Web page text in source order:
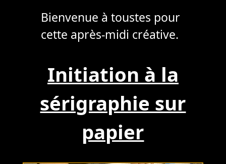
Bienvenue à toustes pour
cette après-midi créative.
Initiation à la
sérigraphie sur
papier